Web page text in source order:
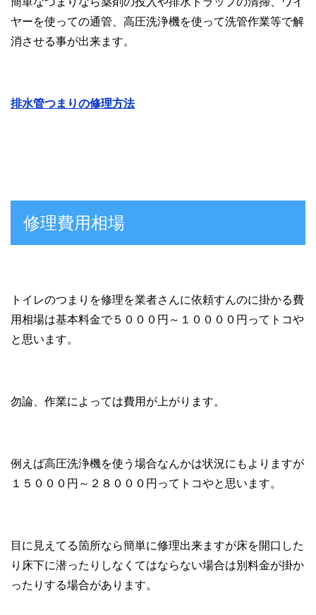
ヤーを使っての通管、高圧洗浄機を使って洗管作業等で解
消させる事が出来ます。
排水管つまりの修理方法
修理費用相場
トイレのつまりを修理を業者さんに依頼すんのに掛かる費
用相場は基本料金で５０００円～１００００円ってトコや
と思います。
勿論、作業によっては費用が上がります。
例えば高圧洗浄機を使う場合なんかは状況にもよりますが
１５０００円～２８０００円ってトコやと思います。
目に見えてる箇所なら簡単に修理出来ますが床を開口した
り床下に潜ったりしなくてはならない場合は別料金が掛か
ったりする場合があります。